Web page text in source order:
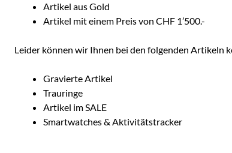
Artikel aus Gold
Artikel mit einem Preis von CHF 1’500.-
Leider können wir Ihnen bei den folgenden Artikeln
Gravierte Artikel
Trauringe
Artikel im SALE
Smartwatches & Aktivitätstracker